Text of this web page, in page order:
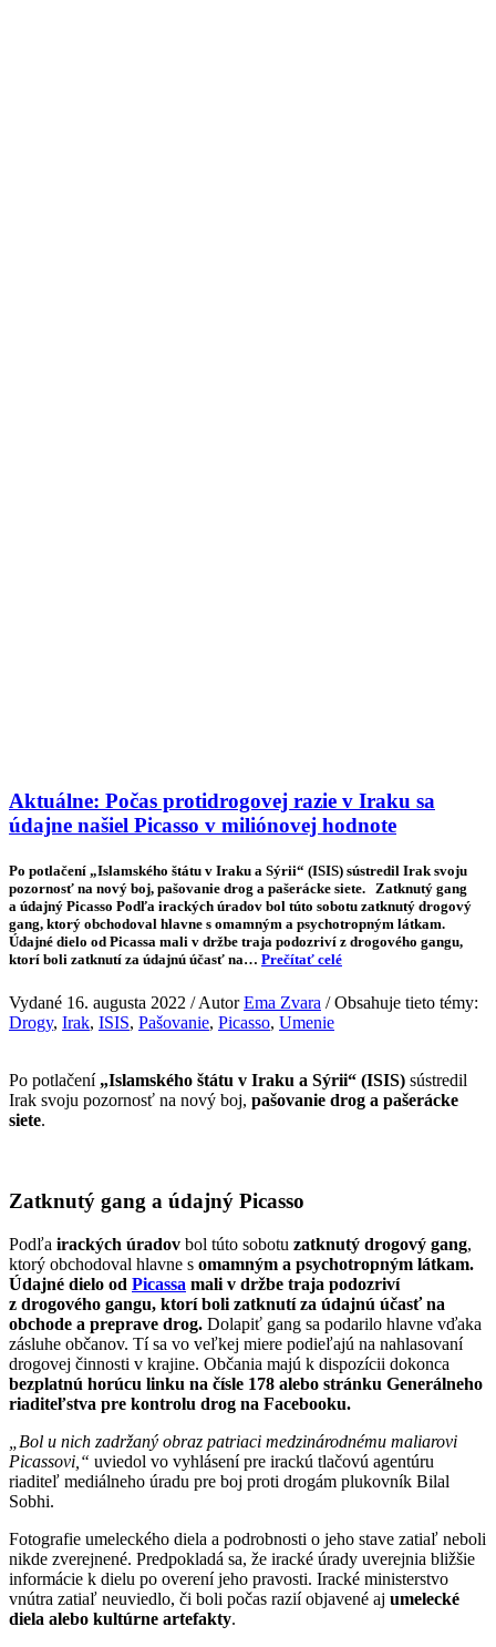
Aktuálne: Počas protidrogovej razie v Iraku sa
údajne našiel Picasso v miliónovej hodnote
Po potlačení „Islamského štátu v Iraku a Sýrii“ (ISIS) sústredil Irak svoju
pozornosť na nový boj, pašovanie drog a pašerácke siete. Zatknutý gang
a údajný Picasso Podľa irackých úradov bol túto sobotu zatknutý drogový
gang, ktorý obchodoval hlavne s omamným a psychotropným látkam.
Údajné dielo od Picassa mali v držbe traja podozriví z drogového gangu,
ktorí boli zatknutí za údajnú účasť na… Prečítať celé
Vydané 16. augusta 2022 / AutorEma Zvara / Obsahuje tieto témy:
Drogy, Irak, ISIS, Pašovanie, Picasso, Umenie
Po potlačení „Islamského štátu v Iraku a Sýrii“ (ISIS) sústredil
Irak svoju pozornosť na nový boj, pašovanie drog a pašerácke
siete.
Zatknutý gang a údajný Picasso
Podľa irackých úradov bol túto sobotu zatknutý drogový gang,
ktorý obchodoval hlavne s omamným a psychotropným látkam.
Údajné dielo od Picassa mali v držbe traja podozriví
z drogového gangu, ktorí boli zatknutí za údajnú účasť na
obchode a preprave drog. Dolapiť gang sa podarilo hlavne vďaka
zásluhe občanov. Tí sa vo veľkej miere podieľajú na nahlasovaní
drogovej činnosti v krajine. Občania majú k dispozícii dokonca
bezplatnú horúcu linku na čísle 178 alebo stránku Generálneho
riaditeľstva pre kontrolu drog na Facebooku.
„Bol u nich zadržaný obraz patriaci medzinárodnému maliarovi
Picassovi,“ uviedol vo vyhlásení pre irackú tlačovú agentúru
riaditeľ mediálneho úradu pre boj proti drogám plukovník Bilal
Sobhi.
Fotografie umeleckého diela a podrobnosti o jeho stave zatiaľ neboli
nikde zverejnené. Predpokladá sa, že iracké úrady uverejnia bližšie
informácie k dielu po overení jeho pravosti. Iracké ministerstvo
vnútra zatiaľ neuviedlo, či boli počas razií objavené aj umelecké
diela alebo kultúrne artefakty.